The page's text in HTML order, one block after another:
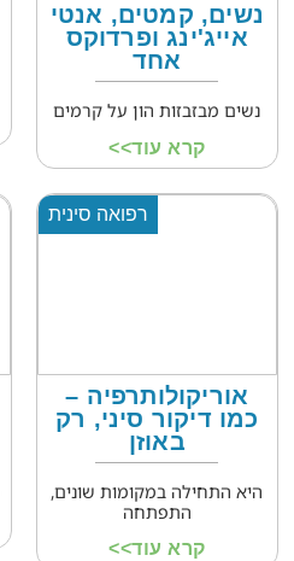
נשים, קמטים, אנטי
אייג'ינג ופרדוקס
אחד
נשים מבזבזות הון על קרמים
קרא עוד>>
רפואה סינית
אוריקולותרפיה –
כמו דיקור סיני, רק
באוזן
היא התחילה במקומות שונים,
התפתחה
קרא עוד>>